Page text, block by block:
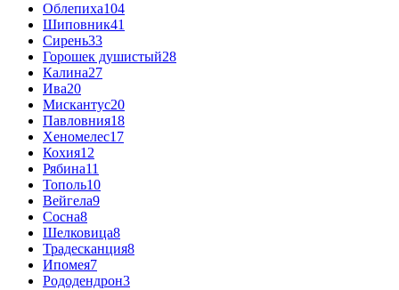
Облепиха104
Шиповник41
Сирень33
Горошек душистый28
Калина27
Ива20
Мискантус20
Павловния18
Хеномелес17
Кохия12
Рябина11
Тополь10
Вейгела9
Сосна8
Шелковица8
Традесканция8
Ипомея7
Рододендрон3